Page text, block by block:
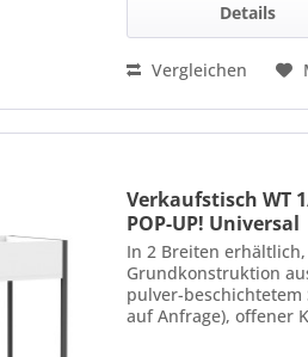
Details
Vergleichen
Verkaufstisch WT
POP-UP! Universal
In 2 Breiten
Grundkonstruktion
pulver-beschichtetem
auf Anfrage), offener